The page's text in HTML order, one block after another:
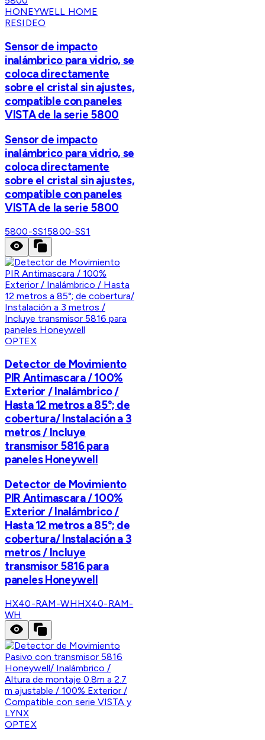
HONEYWELL HOME
RESIDEO
Sensor de impacto
inalámbrico para vidrio, se
coloca directamente
sobre el cristal sin ajustes,
compatible con paneles
VISTA de la serie 5800
Sensor de impacto
inalámbrico para vidrio, se
coloca directamente
sobre el cristal sin ajustes,
compatible con paneles
VISTA de la serie 5800
5800-SS15800-SS1
OPTEX
Detector de Movimiento
PIR Antimascara / 100%
Exterior / Inalámbrico /
Hasta 12 metros a 85°; de
cobertura/ Instalación a 3
metros / Incluye
transmisor 5816 para
paneles Honeywell
Detector de Movimiento
PIR Antimascara / 100%
Exterior / Inalámbrico /
Hasta 12 metros a 85°; de
cobertura/ Instalación a 3
metros / Incluye
transmisor 5816 para
paneles Honeywell
HX40-RAM-WHHX40-RAM-
WH
OPTEX